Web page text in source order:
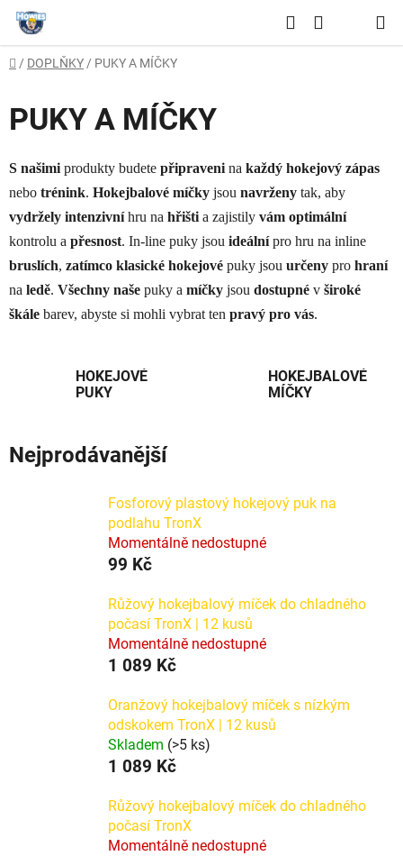
Přejít
obsah
Hledat
Domů
/ DOPLŇKY / PUKY A MÍČKY
PUKY A MÍČKY
S našimi produkty budete připraveni na každý hokejový zápas
nebo trénink. Hokejbalové míčky jsou navrženy tak, aby
vydržely intenzivníhru na hřišti a zajistily vám optimální
kontrolu a přesnost. In-line puky jsou ideálnípro hru na inline
bruslích, zatímco klasické hokejové puky jsou určeny pro hraní
na ledě. Všechny naše puky a míčky jsou dostupné v široké
škále barev, abyste si mohli vybrat ten pravý pro vás.
HOKEJOVÉ
PUKY
HOKEJBALOVÉ
MÍČKY
Nejprodávanější
Fosforový plastový hokejový puk na
podlahu TronX
Momentálně nedostupné
99 Kč
Růžový hokejbalový míček do chladného
počasí TronX | 12 kusů
Momentálně nedostupné
1 089 Kč
Oranžový hokejbalový míček s nízkým
odskokem TronX | 12 kusů
Skladem (>5 ks)
1 089 Kč
Růžový hokejbalový míček do chladného
počasí TronX
Momentálně nedostupné